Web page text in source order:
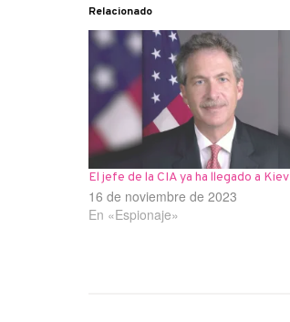
Relacionado
El jefe de la CIA ya ha llegado a Kiev
16 de noviembre de 2023
En «Espionaje»